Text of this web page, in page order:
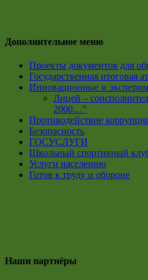
Дополнительное меню
Проекты документов для
Государственная итоговая
Инновационные и
Лицей –
2000…”
Противодействие
Безопасность
ГОСУСЛУГИ
Школьный спортивный
Услуги населению
Готов к труду и обороне
Наши партнёры